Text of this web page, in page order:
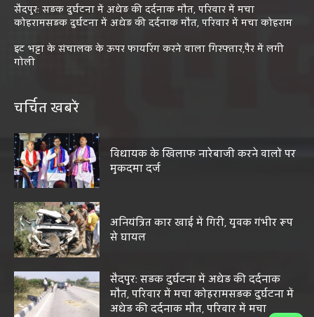
सैदपुर: सड़क दुर्घटना में अधेड़ की दर्दनाक मौत, परिवार में मचा
कोहरामसड़क दुर्घटना में अधेड़ की दर्दनाक मौत, परिवार में मचा कोहराम
इट भट्टा के संचालक के ऊपर फायरिंग करने वाला गिरफ्तार,पैर में लगी
गोली
चर्चित खबरें
विधायक के खिलाफ नारेबाजी करने वालों पर
मुकदमा दर्ज
अनियंत्रित कार खाई में गिरी, युवक गंभीर रूप
से घायल
सैदपुर: सड़क दुर्घटना में अधेड़ की दर्दनाक
मौत, परिवार में मचा कोहरामसड़क दुर्घटना में
अधेड़ की दर्दनाक मौत, परिवार में मचा